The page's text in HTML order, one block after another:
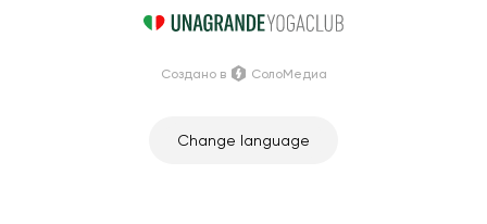
Change language
Создано в СолоМедиа